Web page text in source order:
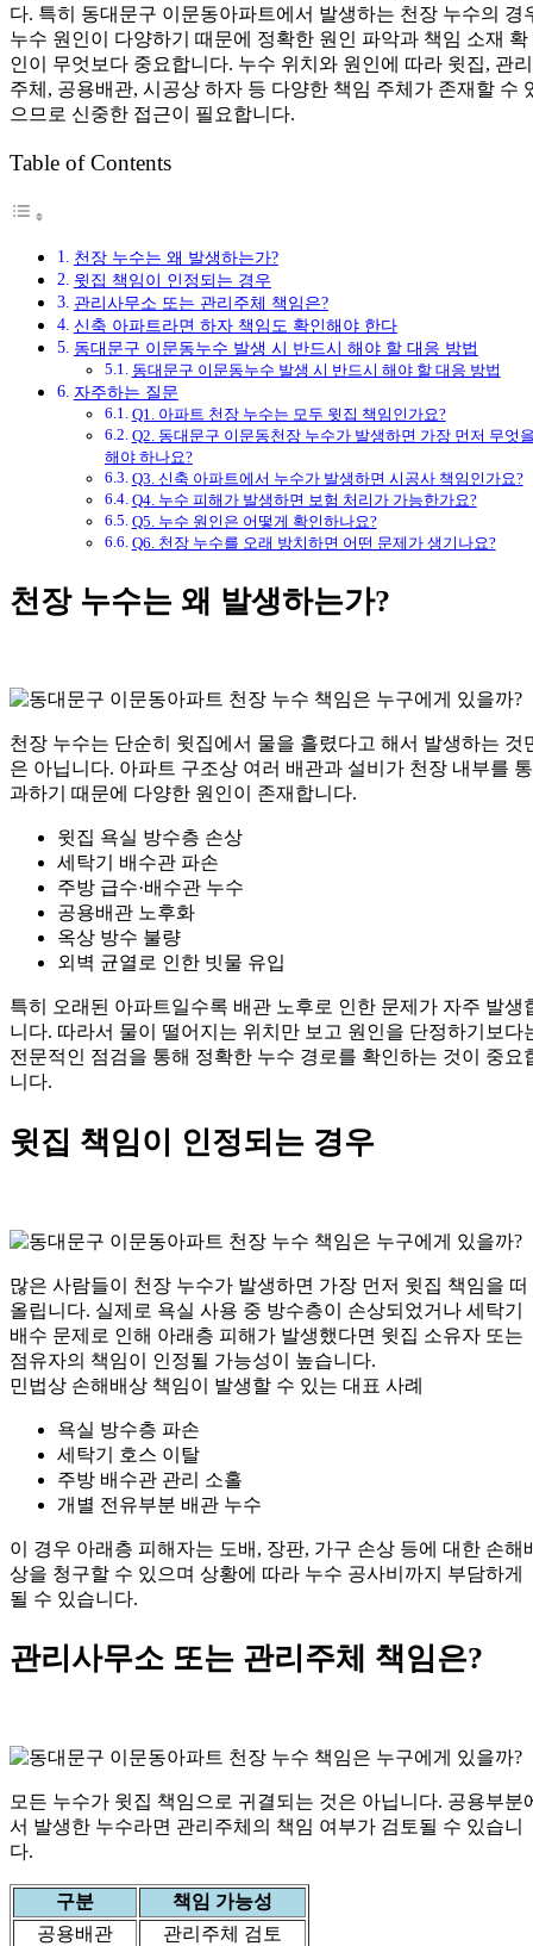
다. 특히 동대문구 이문동아파트에서 발생하는 천장 누수의 경
누수 원인이 다양하기 때문에 정확한 원인 파악과 책임 소재 확
인이 무엇보다 중요합니다. 누수 위치와 원인에 따라 윗집, 관리
주체, 공용배관, 시공상 하자 등 다양한 책임 주체가 존재할 수
으므로 신중한 접근이 필요합니다.
Table of Contents
천장 누수는 왜 발생하는가?
윗집 책임이 인정되는 경우
관리사무소 또는 관리주체 책임은?
신축 아파트라면 하자 책임도 확인해야 한다
동대문구 이문동누수 발생 시 반드시 해야 할 대응 방법
동대문구 이문동누수 발생 시 반드시 해야 할 대응 방법
자주하는 질문
Q1. 아파트 천장 누수는 모두 윗집 책임인가요?
Q2. 동대문구 이문동천장 누수가 발생하면 가장 먼저 무엇
해야 하나요?
Q3. 신축 아파트에서 누수가 발생하면 시공사 책임인가요?
Q4. 누수 피해가 발생하면 보험 처리가 가능한가요?
Q5. 누수 원인은 어떻게 확인하나요?
Q6. 천장 누수를 오래 방치하면 어떤 문제가 생기나요?
천장 누수는 왜 발생하는가?
천장 누수는 단순히 윗집에서 물을 흘렸다고 해서 발생하는 것
은 아닙니다. 아파트 구조상 여러 배관과 설비가 천장 내부를 통
과하기 때문에 다양한 원인이 존재합니다.
윗집 욕실 방수층 손상
세탁기 배수관 파손
주방 급수·배수관 누수
공용배관 노후화
옥상 방수 불량
외벽 균열로 인한 빗물 유입
특히 오래된 아파트일수록 배관 노후로 인한 문제가 자주 발생
니다. 따라서 물이 떨어지는 위치만 보고 원인을 단정하기보다
전문적인 점검을 통해 정확한 누수 경로를 확인하는 것이 중요
니다.
윗집 책임이 인정되는 경우
많은 사람들이 천장 누수가 발생하면 가장 먼저 윗집 책임을 떠
올립니다. 실제로 욕실 사용 중 방수층이 손상되었거나 세탁기
배수 문제로 인해 아래층 피해가 발생했다면 윗집 소유자 또는
점유자의 책임이 인정될 가능성이 높습니다.
민법상 손해배상 책임이 발생할 수 있는 대표 사례
욕실 방수층 파손
세탁기 호스 이탈
주방 배수관 관리 소홀
개별 전유부분 배관 누수
이 경우 아래층 피해자는 도배, 장판, 가구 손상 등에 대한 손해
상을 청구할 수 있으며 상황에 따라 누수 공사비까지 부담하게
될 수 있습니다.
관리사무소 또는 관리주체 책임은?
모든 누수가 윗집 책임으로 귀결되는 것은 아닙니다. 공용부분
서 발생한 누수라면 관리주체의 책임 여부가 검토될 수 있습니
다.
구분
책임 가능성
공용배관
관리주체 검토